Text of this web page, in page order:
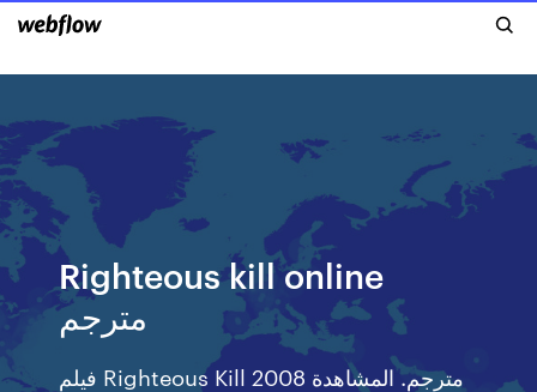
Righteous kill online
مترجم
فيلم Righteous Kill 2008 مترجم. المشاهدة